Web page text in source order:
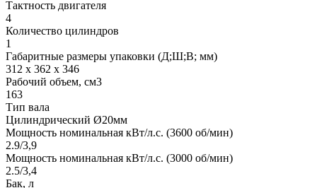
Тактность двигателя
4
Количество цилиндров
1
Габаритные размеры упаковки (Д;Ш;В; мм)
312 x 362 x 346
Рабочий объем, см3
163
Тип вала
Цилиндрический Ø20мм
Мощность номинальная кВт/л.с. (3600 об/мин)
2.9/3,9
Мощность номинальная кВт/л.с. (3000 об/мин)
2.5/3,4
Бак, л